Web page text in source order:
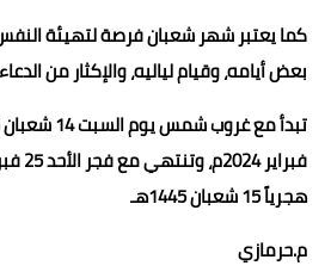
كما يعتبر شهر شعبان فرصة لتهيئة
بعض أيامه، وقيام لياليه، والإكثار من
هجرياً 15 شعبان 1445هـ
م.حرمازي